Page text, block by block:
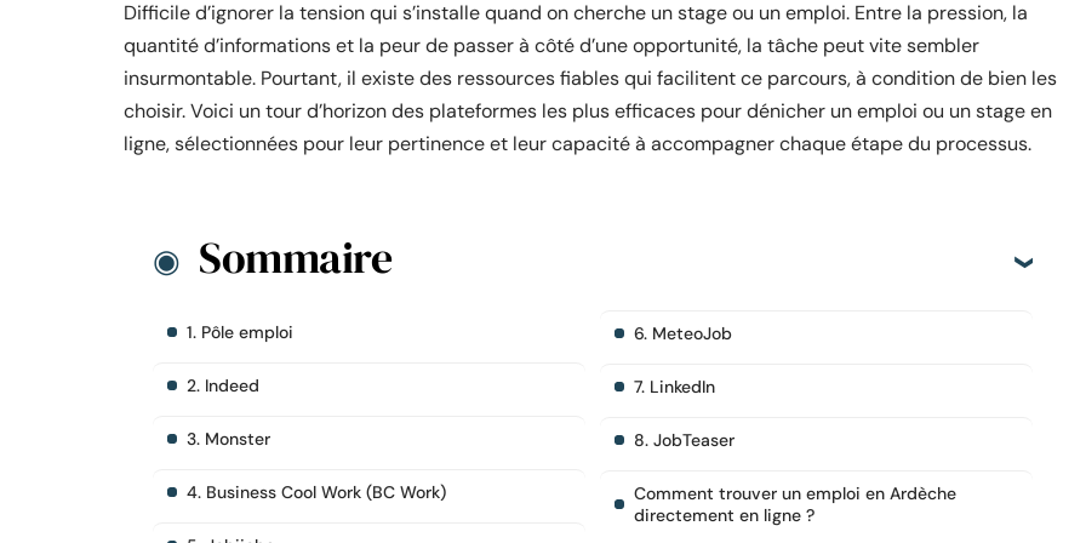
Difficile d’ignorer la tension qui s’installe quand on cherche un stage ou un emploi. Entre la pression, la
quantité d’informations et la peur de passer à côté d’une opportunité, la tâche peut vite sembler
insurmontable. Pourtant, il existe des ressources fiables qui facilitent ce parcours, à condition de bien les
choisir. Voici un tour d’horizon des plateformes les plus efficaces pour dénicher un emploi ou un stage en
ligne, sélectionnées pour leur pertinence et leur capacité à accompagner chaque étape du processus.
Sommaire
1. Pôle emploi
2. Indeed
3. Monster
4. Business Cool Work (BC Work)
6. MeteoJob
7. LinkedIn
8. JobTeaser
Comment trouver un emploi en Ardèche
directement en ligne ?